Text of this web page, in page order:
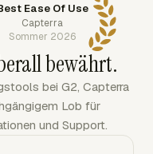
Ease Of Use
Capterra
Sommer 2026
bewährt.
bei G2, Capterra
Lob für
und Support.